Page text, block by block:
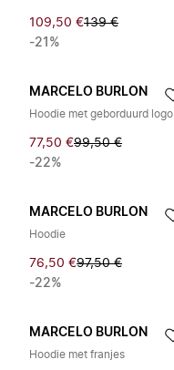
109,50 €139 €
-21%
MARCELO BURLON
Hoodie met geborduurd logo
77,50 €99,50 €
-22%
MARCELO BURLON
Hoodie
76,50 €97,50 €
-22%
MARCELO BURLON
Hoodie met franjes